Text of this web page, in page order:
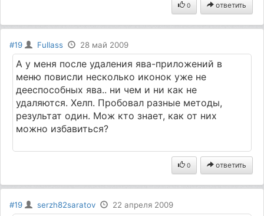
0 ответить
#19 Fullass 28 май 2009
А у меня после удаления ява-приложений в
меню повисли несколько иконок уже не
дееспособных ява.. ни чем и ни как не
удаляются. Хелп. Пробовал разные методы,
результат один. Мож кто знает, как от них
можно избавиться?
0 ответить
#19 serzh82saratov 22 апреля 2009